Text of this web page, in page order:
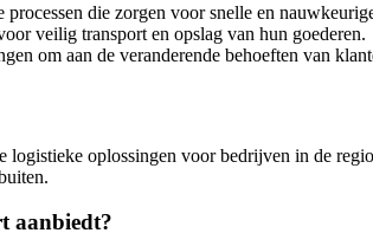
die zorgen voor snelle en
veilig transport en opslag van hun goederen.
om aan de veranderende behoeften van
oplossingen voor bedrijven in de
aanbiedt?